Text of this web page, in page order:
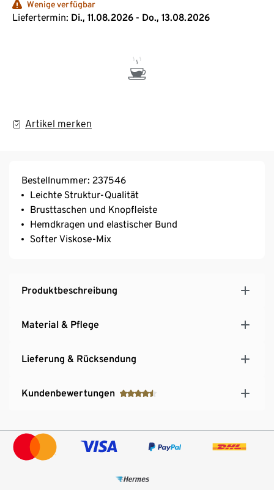
Wenige verfügbar
Liefertermin: Di., 11.08.2026 - Do., 13.08.2026
Artikel merken
Bestellnummer: 237546
Leichte Struktur-Qualität
Brusttaschen und Knopfleiste
Hemdkragen und elastischer Bund
Softer Viskose-Mix
Produktbeschreibung
Material & Pflege
Lieferung & Rücksendung
Kundenbewertungen